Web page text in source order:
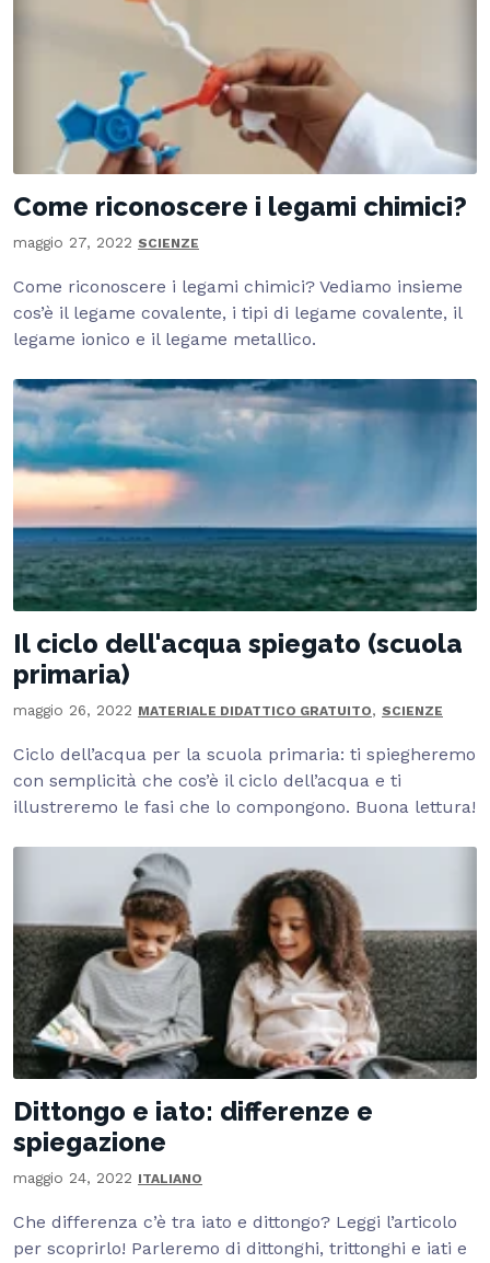
Come riconoscere i legami chimici?
maggio 27, 2022 SCIENZE
Come riconoscere i legami chimici? Vediamo insieme
cos’è il legame covalente, i tipi di legame covalente, il
legame ionico e il legame metallico.
Il ciclo dell'acqua spiegato (scuola
primaria)
maggio 26, 2022 MATERIALE DIDATTICO GRATUITO, SCIENZE
Ciclo dell’acqua per la scuola primaria: ti spiegheremo
con semplicità che cos’è il ciclo dell’acqua e ti
illustreremo le fasi che lo compongono. Buona lettura!
Dittongo e iato: differenze e
spiegazione
maggio 24, 2022 ITALIANO
Che differenza c’è tra iato e dittongo? Leggi l’articolo
per scoprirlo! Parleremo di dittonghi, trittonghi e iati e